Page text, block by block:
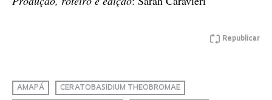
Republicar
AMAPÁ CERATOBASIDIUM THEOBROMAE